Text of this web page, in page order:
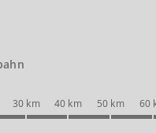
30 km 40 km 50 km 60